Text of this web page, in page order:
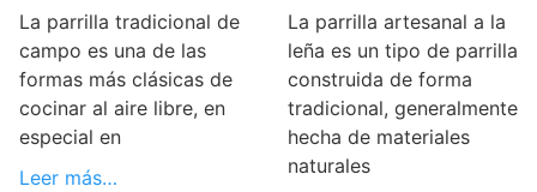
La parrilla tradicional de
campo es una de las
formas más clásicas de
cocinar al aire libre, en
especial en
Leer más…
La parrilla artesanal a la
leña es un tipo de parrilla
construida de forma
tradicional, generalmente
hecha de materiales
naturales